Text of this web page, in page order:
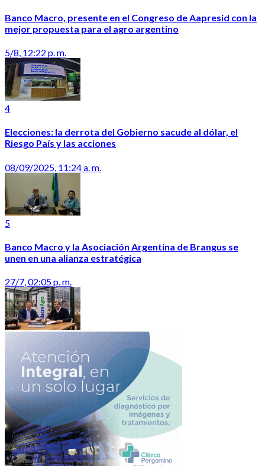
Banco Macro, presente en el Congreso de Aapresid con la
mejor propuesta para el agro argentino
5/8, 12:22 p. m.
4
Elecciones: la derrota del Gobierno sacude al dólar, el
Riesgo País y las acciones
08/09/2025, 11:24 a. m.
5
Banco Macro y la Asociación Argentina de Brangus se
unen en una alianza estratégica
27/7, 02:05 p. m.